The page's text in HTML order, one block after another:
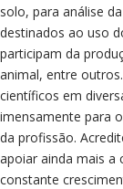
solo, para análise
destinados ao uso
participam da
animal, entre
científicos em
imensamente para
da profissão.
apoiar ainda mais a
constante